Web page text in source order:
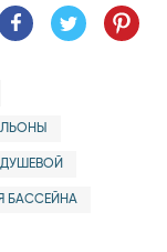
БАССЕЙНА